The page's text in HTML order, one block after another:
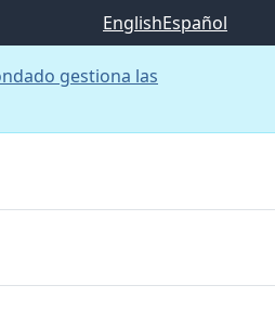
EnglishEspañol
gestiona las